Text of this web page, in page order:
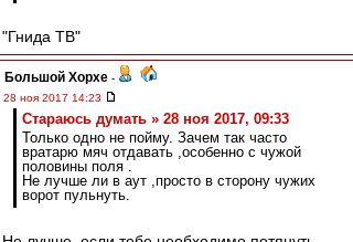
"Гнида ТВ"
Большой Хорхе -
28 ноя 2017 14:23
Стараюсь думать » 28 ноя 2017, 09:33
Только одно не пойму. Зачем так часто
вратарю мяч отдавать ,особенно с чужой
половины поля .
Не лучше ли в аут ,просто в сторону чужих
ворот пульнуть.